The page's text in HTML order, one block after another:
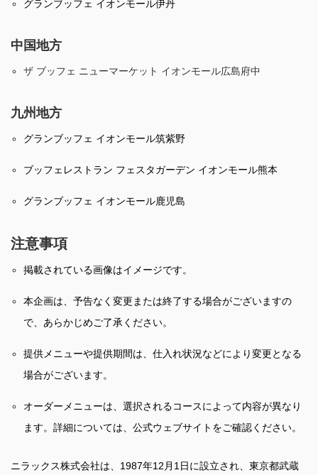
グランブッフェ イオンモール伊丹
中国地方
ザ ブッフェ ニューマーケット イオンモール広島府中
九州地方
グランブッフェ イオンモール筑紫野
ブッフェレストラン フェスタガーデン イオンモール熊本
グランブッフェ イオンモール鹿児島
注意事項
掲載されている画像はイメージです。
本企画は、予告なく変更または終了する場合がございますの
で、あらかじめご了承ください。
提供メニューや提供期間は、仕入れ状況などにより変更となる
場合がございます。
オーダーメニューは、選択されるコースによって内容が異なり
ます。詳細については、公式ウェブサイトをご確認ください。
ニラックス株式会社は、1987年12月1日に設立され、東京都武蔵